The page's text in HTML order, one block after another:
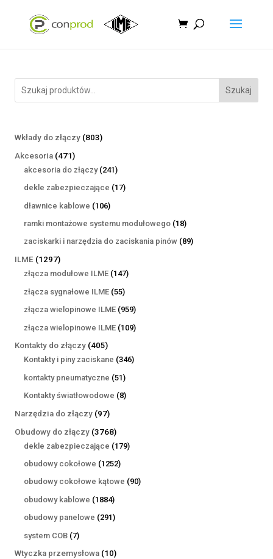
Szukaj
Wkłady do złączy 803803
Akcesoria 471471
produktów
akcesoria do złączy 241241
produktów
dekle zabezpieczające 1717
dławnice kablowe 106106
produktów
ramki montażowe systemu modułowego 1818
produktów
zaciskarki i narzędzia do zaciskania pinów 8989
ILME 12971297
produktów
złącza modułowe ILME 147147
złącza sygnałowe ILME 5555
produktów
złącza wielopinowe ILME 959959
produktów
złącza wielopinowe ILME 109109
Kontakty do złączy 405405
produktów
Kontakty i piny zaciskane 346346
kontakty pneumatyczne 5151
produktów
Kontakty światłowodowe 88
Narzędzia do złączy 9797
produktów
Obudowy do złączy 37683768
produktów
dekle zabezpieczające 179179
obudowy cokołowe 12521252
produkty
obudowy cokołowe kątowe 9090
obudowy kablowe 18841884
produkty
obudowy panelowe 291291
system COB 77
produktów
Wtyczka przemysłowa 1010